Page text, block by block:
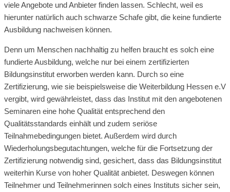
viele Angebote und Anbieter finden lassen. Schlecht, weil es
hierunter natürlich auch schwarze Schafe gibt, die keine fundierte
Ausbildung nachweisen können.
Denn um Menschen nachhaltig zu helfen braucht es solch eine
fundierte Ausbildung, welche nur bei einem zertifizierten
Bildungsinstitut erworben werden kann. Durch so eine
Zertifizierung, wie sie beispielsweise die Weiterbildung Hessen e.V
vergibt, wird gewährleistet, dass das Institut mit den angebotenen
Seminaren eine hohe Qualität entsprechend den
Qualitätsstandards einhält und zudem seriöse
Teilnahmebedingungen bietet. Außerdem wird durch
Wiederholungsbegutachtungen, welche für die Fortsetzung der
Zertifizierung notwendig sind, gesichert, dass das Bildungsinstitut
weiterhin Kurse von hoher Qualität anbietet. Deswegen können
Teilnehmer und Teilnehmerinnen solch eines Instituts sicher sein,